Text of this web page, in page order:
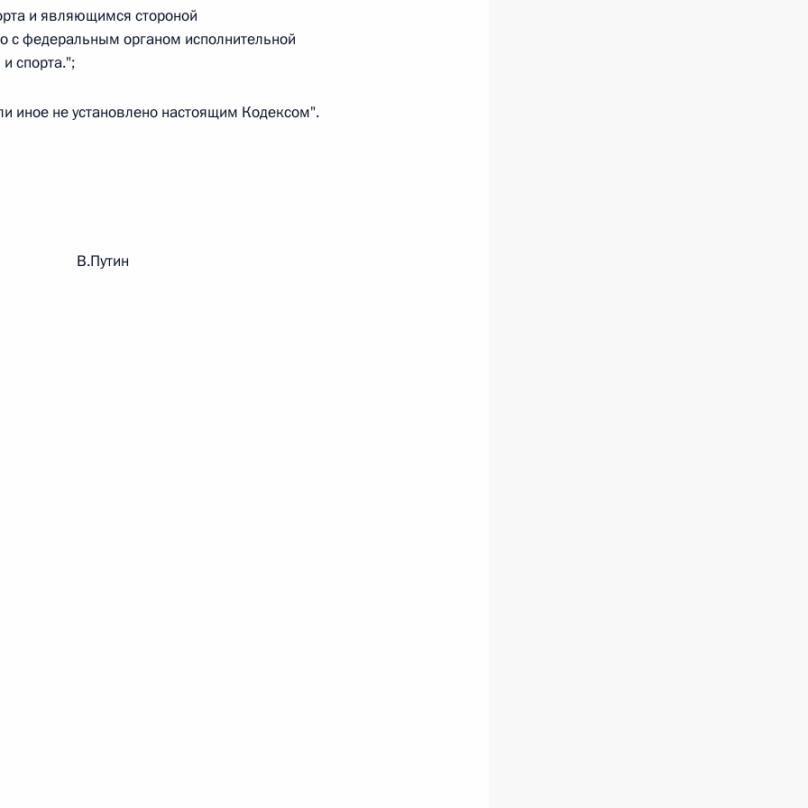
статусе представительств компетентных органов
Федерации и Киргизской Республике
и являющимся стороной
с федеральным органом исполнительной
спорта.";
иное не установлено настоящим Кодексом".
В.Путин